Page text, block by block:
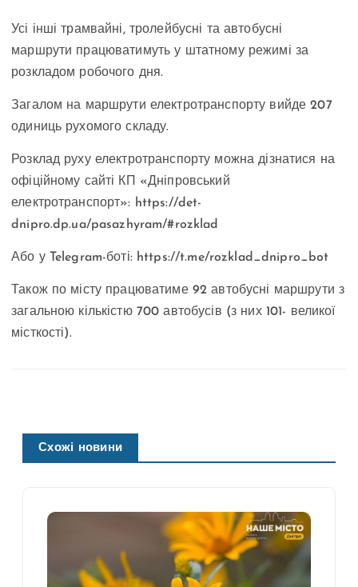
Усі інші трамвайні, тролейбусні та автобусні
маршрути працюватимуть у штатному режимі за
розкладом робочого дня.
Загалом на маршрути електротранспорту вийде 207
одиниць рухомого складу.
Розклад руху електротранспорту можна дізнатися на
офіційному сайті КП «Дніпровський
електротранспорт»: https://det-
dnipro.dp.ua/pasazhyram/#rozklad
Або у Telegram-боті: https://t.me/rozklad_dnipro_bot
Також по місту працюватиме 92 автобусні маршрути з
загальною кількістю 700 автобусів (з них 101- великої
місткості).
Схожі новини